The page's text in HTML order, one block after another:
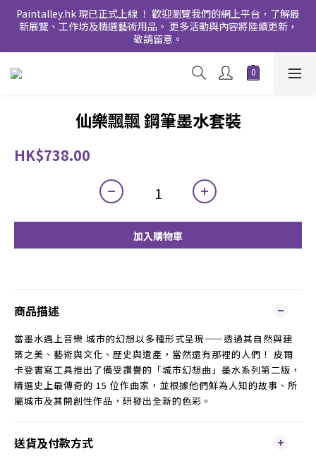
Paintalley.hk 現已正式上線 ！ 歡迎瀏覽我們的網上平台，了解最
新展覽、工作坊及精選藝術用品。 更多活動與內容將陸續更新，
敬請留意。
仙樂飄飄 鋼筆墨水套裝
HK$738.00
加入購物車
商品描述
當墨水遇上音樂 城市的幻想以多種形式呈現——透過其自然與建
築之美、藝術與文化、歷史與遺產，當然還有那裡的人們！ 皮爾
卡登書寫工具推出了備受讚譽的「城市幻想曲」墨水系列第二版，
精選史上最傳奇的 15 位作曲家，並根據他們鮮為人知的故事、所
屬城市及其開創性作品，研發出全新的色彩。
送貨及付款方式